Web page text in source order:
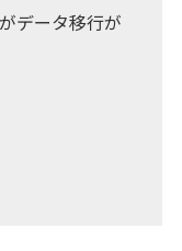
データ移行が